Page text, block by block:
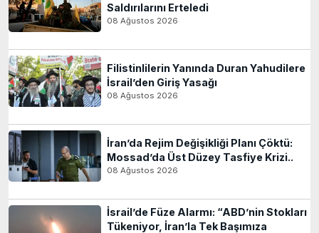
Saldırılarını Erteledi
08 Ağustos 2026
Filistinlilerin Yanında Duran Yahudilere
İsrail’den Giriş Yasağı
08 Ağustos 2026
İran’da Rejim Değişikliği Planı Çöktü:
Mossad’da Üst Düzey Tasfiye Krizi..
08 Ağustos 2026
İsrail’de Füze Alarmı: “ABD’nin Stokları
Tükeniyor, İran’la Tek Başımıza